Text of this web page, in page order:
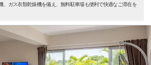
、ガス衣類乾燥機を備え、無料駐車場も便利で快適なご滞在を